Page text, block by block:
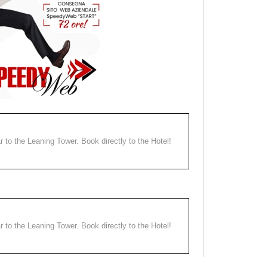
to the Leaning Tower. Book directly to the Hotel!
to the Leaning Tower. Book directly to the Hotel!